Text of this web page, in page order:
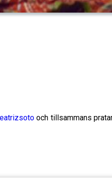
och tillsammans